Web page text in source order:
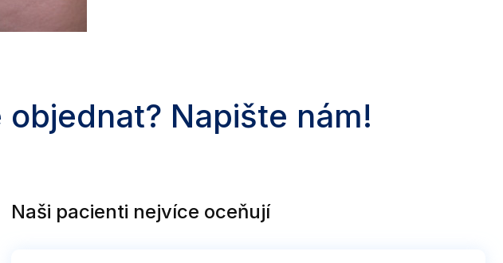
Napište nám!
Naši pacienti nejvíce oceňují